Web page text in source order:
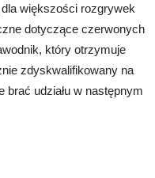
większości rozgrywek
dotyczące czerwonych
który otrzymuje
zdyskwalifikowany na
udziału w następnym